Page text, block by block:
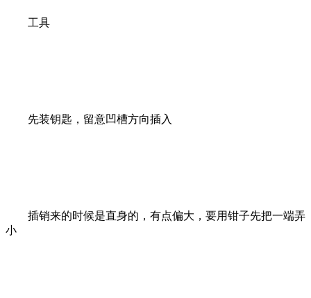
工具
先装钥匙，留意凹槽方向插入
插销来的时候是直身的，有点偏大，要用钳子先把一端弄
小